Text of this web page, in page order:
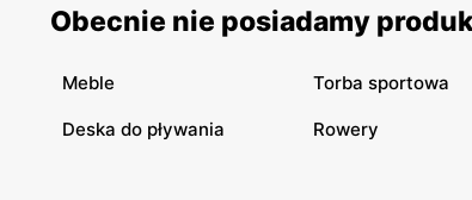
Obecnie nie posiadamy
Meble Torba sportowa
Deska do pływania Rowery